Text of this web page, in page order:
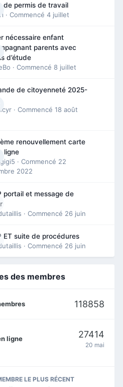
de permis de travail
· Commencé 4 juillet
nécessaire enfant
parents avec
d’étude
· Commencé 8 juillet
de citoyenneté 2025-
· Commencé 18 août
renouvellement carte
ligne
· Commencé 22
2022
portail et message de
· Commencé 26 juin
ET suite de procédures
· Commencé 26 juin
des membres
118858
ligne 27414
20 mai
LE PLUS RÉCENT